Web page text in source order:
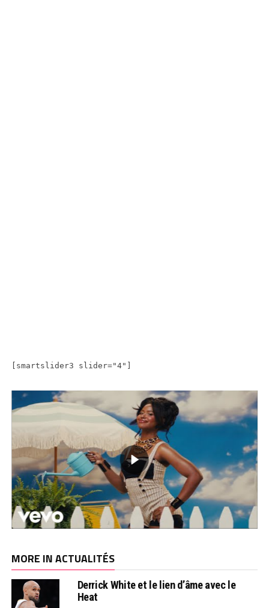
[smartslider3 slider="4"]
MORE IN ACTUALITÉS
Derrick White et le lien d’âme avec le
Heat